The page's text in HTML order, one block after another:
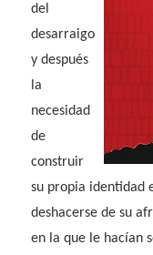
del
desarraigo
y después
la
necesidad
de
construir
su propia identidad
deshacerse de su
en la que le hacían